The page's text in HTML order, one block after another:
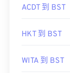
ACDT 到 BST
HKT 到 BST
WITA 到 BST